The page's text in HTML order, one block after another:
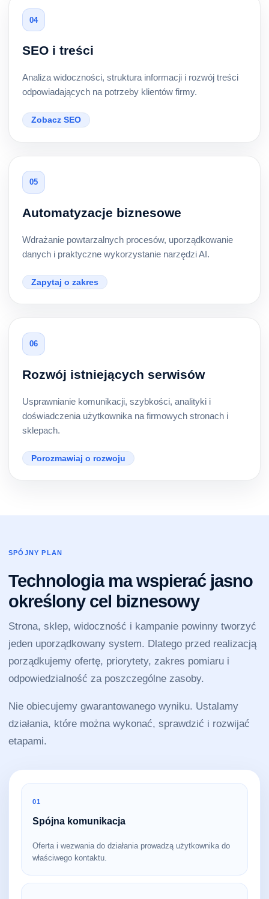
04
SEO i treści
Analiza widoczności, struktura informacji i rozwój treści
odpowiadających na potrzeby klientów firmy.
Zobacz SEO
05
Automatyzacje biznesowe
Wdrażanie powtarzalnych procesów, uporządkowanie
danych i praktyczne wykorzystanie narzędzi AI.
Zapytaj o zakres
06
Rozwój istniejących serwisów
Usprawnianie komunikacji, szybkości, analityki i
doświadczenia użytkownika na firmowych stronach i
sklepach.
Porozmawiaj o rozwoju
SPÓJNY PLAN
Technologia ma wspierać jasno
określony cel biznesowy
Strona, sklep, widoczność i kampanie powinny tworzyć
jeden uporządkowany system. Dlatego przed realizacją
porządkujemy ofertę, priorytety, zakres pomiaru i
odpowiedzialność za poszczególne zasoby.
Nie obiecujemy gwarantowanego wyniku. Ustalamy
działania, które można wykonać, sprawdzić i rozwijać
etapami.
01
Spójna komunikacja
Oferta i wezwania do działania prowadzą użytkownika do
właściwego kontaktu.